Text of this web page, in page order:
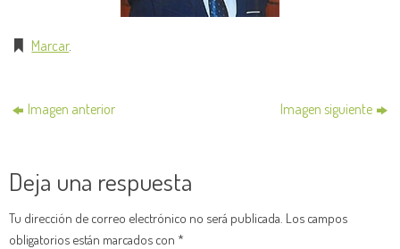
Marcar.
Imagen anterior Imagen siguiente
Deja una respuesta
Tu dirección de correo electrónico no será publicada. Los campos
obligatorios están marcados con *